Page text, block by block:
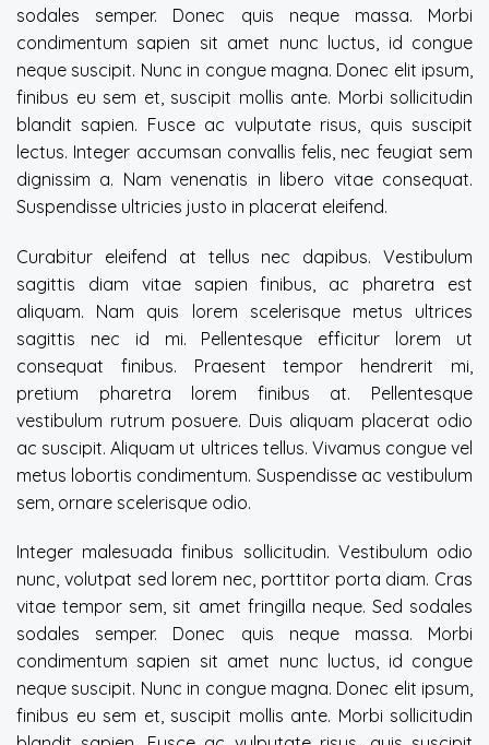
sodales semper. Donec quis neque massa. Morbi
condimentum sapien sit amet nunc luctus, id congue
neque suscipit. Nunc in congue magna. Donec elit ipsum,
finibus eu sem et, suscipit mollis ante. Morbi sollicitudin
blandit sapien. Fusce ac vulputate risus, quis suscipit
lectus. Integer accumsan convallis felis, nec feugiat sem
dignissim a. Nam venenatis in libero vitae consequat.
Suspendisse ultricies justo in placerat eleifend.
Curabitur eleifend at tellus nec dapibus. Vestibulum
sagittis diam vitae sapien finibus, ac pharetra est
aliquam. Nam quis lorem scelerisque metus ultrices
sagittis nec id mi. Pellentesque efficitur lorem ut
consequat finibus. Praesent tempor hendrerit mi,
pretium pharetra lorem finibus at. Pellentesque
vestibulum rutrum posuere. Duis aliquam placerat odio
ac suscipit. Aliquam ut ultrices tellus. Vivamus congue vel
metus lobortis condimentum. Suspendisse ac vestibulum
sem, ornare scelerisque odio.
Integer malesuada finibus sollicitudin. Vestibulum odio
nunc, volutpat sed lorem nec, porttitor porta diam. Cras
vitae tempor sem, sit amet fringilla neque. Sed sodales
sodales semper. Donec quis neque massa. Morbi
condimentum sapien sit amet nunc luctus, id congue
neque suscipit. Nunc in congue magna. Donec elit ipsum,
finibus eu sem et, suscipit mollis ante. Morbi sollicitudin